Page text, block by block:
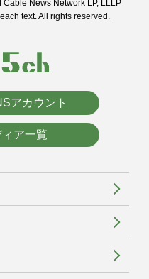
News Network LP, LLLP
text. All rights reserved.
アカウント
ア一覧